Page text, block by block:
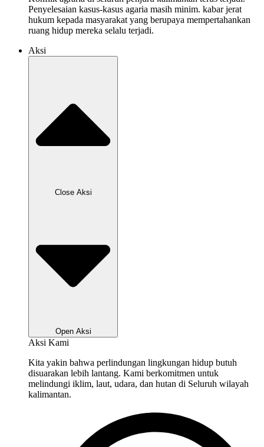
Penyelesaian kasus-kasus agaria masih minim. kabar jerat
hukum kepada masyarakat yang berupaya mempertahankan
ruang hidup mereka selalu terjadi.
Aksi
Close Aksi
Open Aksi
Aksi Kami
Kita yakin bahwa perlindungan lingkungan hidup butuh
disuarakan lebih lantang. Kami berkomitmen untuk
melindungi iklim, laut, udara, dan hutan di Seluruh wilayah
kalimantan.